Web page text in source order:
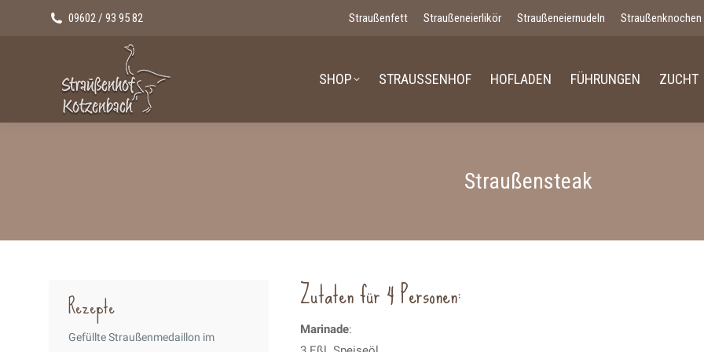
09602 / 93 95 82 Straußenfett Straußeneierlikör Straußeneiernudeln Straußenknochen
SHOP STRAUSSENHOF HOFLADEN FÜHRUNGEN ZUCHT
Straußensteak
Zutaten für 4 Personen:
Marinade:
Rezepte
Gefüllte Straußenmedaillon im